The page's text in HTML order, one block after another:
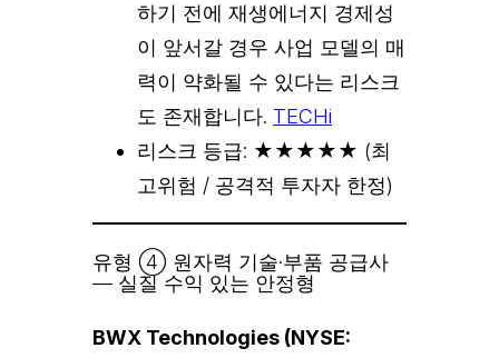
하기 전에 재생에너지 경제성
이 앞서갈 경우 사업 모델의 매
력이 약화될 수 있다는 리스크
도 존재합니다. TECHi
리스크 등급: ★★★★★ (최
고위험 / 공격적 투자자 한정)
유형 ④ 원자력 기술·부품 공급사
— 실질 수익 있는 안정형
BWX Technologies (NYSE: